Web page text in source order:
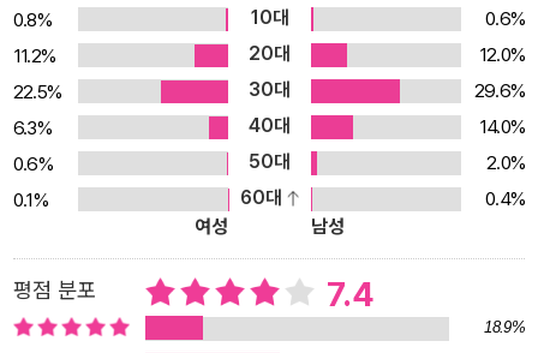
0.8% 10대
0.6%
11.2%
20대
12.0%
22.5%
30대
29.6%
6.3%
40대
14.0%
0.6%
50대
2.0%
0.1%
60대
0.4%
여성
남성
평점 분포 7.4
18.9%